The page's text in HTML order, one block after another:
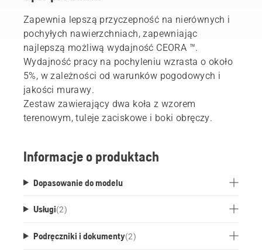
Zapewnia lepszą przyczepność na nierównych i
pochyłych nawierzchniach, zapewniając
najlepszą możliwą wydajność CEORA ™.
Wydajność pracy na pochyleniu wzrasta o około
5%, w zależności od warunków pogodowych i
jakości murawy.
Zestaw zawierający dwa koła z wzorem
terenowym, tuleje zaciskowe i boki obręczy.
Informacje o produktach
Dopasowanie do modelu
Usługi(2)
Podręczniki i dokumenty(2)